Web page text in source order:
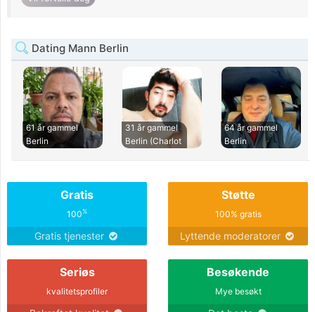
Dating Mann Berlin
61 år gammel
Berlin
31 år gammel
Berlin (Charlot
64 år gammel
Berlin
Gratis
100%
Gratis tjenester
Støtte
100% gratis
Lyttende moderatorer
Seriøs
kvalitetsprofiler
Besøkende
Mye besøkt